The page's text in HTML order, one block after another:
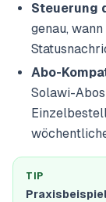
Steuerung
genau,
Abo-
Solawi-
TIP